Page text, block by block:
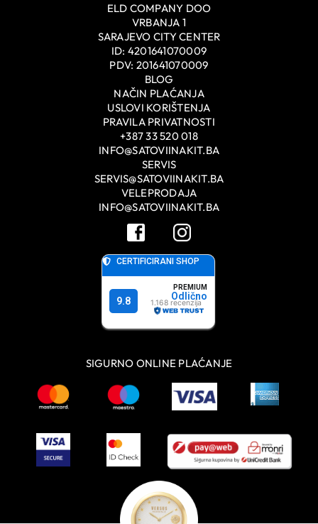
ELD COMPANY DOO
VRBANJA 1
SARAJEVO CITY CENTER
ID: 4201641070009
PDV: 201641070009
BLOG
NAČIN PLAĆANJA
USLOVI KORIŠTENJA
PRAVILA PRIVATNOSTI
+387 33 520 018
INFO@SATOVIINAKIT.BA
SERVIS
SERVIS@SATOVIINAKIT.BA
VELEPRODAJA
INFO@SATOVIINAKIT.BA
SIGURNO ONLINE PLAĆANJE